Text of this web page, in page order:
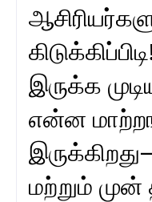
இருக்க
என்ன
மற்றும் முன்